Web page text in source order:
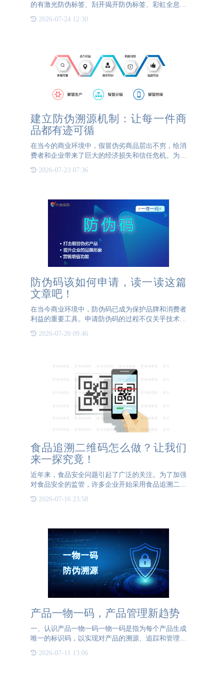
的有激光防伪标签、刮开揭开防伪标签、彩虹全息防
可以直接做在合格证或吊牌上，有些可以直接使用喷
2026-07-24 12:30
建立防伪溯源机制：让每一件商
品都有迹可循
在当今的商业环境中，假冒伪劣商品层出不穷，给消
费者和企业带来了巨大的经济损失和信任危机。为了
有效打击假冒伪劣，维护市场秩序，建立防伪溯源机
制显得尤为重要。 这一机制的核心在于，让每一件
2026-07-23 07:36
防伪码该如何申请，读一读这篇
文章吧！
在当今商业环境中，防伪码已成为保护品牌和消费者
利益的重要工具。申请防伪码的过程不仅关乎技术操
作，更是一个体现企业责任感和市场策略的环节。首
先，企业应选择一家具备良好声誉和技术实力的防伪
2026-07-20 09:46
食品追溯二维码怎么做？让我们
来一探究竟！
近年来，食品安全问题引起了广泛的关注。为了加强
对食品安全的监管，许多企业开始采用食品追溯二维
法，以及该技术在提高消费者对食品安全的认知方面
2026-07-16 23:58
产品一物一码，产品管理新趋势
一、认识产品一物一码一物一码是指为每个产品生成
唯一的标识码，以实现对产品的溯源、追踪和管理。
的生产、加工、运输等信息关联起来，形成一张完整
2026-07-11 13:06